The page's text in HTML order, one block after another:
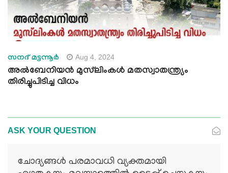
സനദ് മട്ടന്നൂർ Aug 4, 2024
അൽബേനിയൻ മുസ്‍ലിംകൾ മതസ്വാതന്ത്ര്യം
തിരിച്ചുപിടിച്ച വിധം
ASK YOUR QUESTION
ചോദ്യങ്ങള്‍ പരമാവധി വ്യക്തമായി